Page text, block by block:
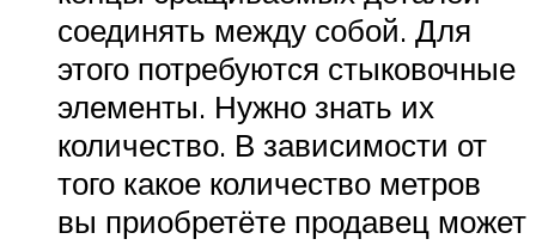
соединять между собой. Для
этого потребуются стыковочные
элементы. Нужно знать их
количество. В зависимости от
того какое количество метров
вы приобретёте продавец может